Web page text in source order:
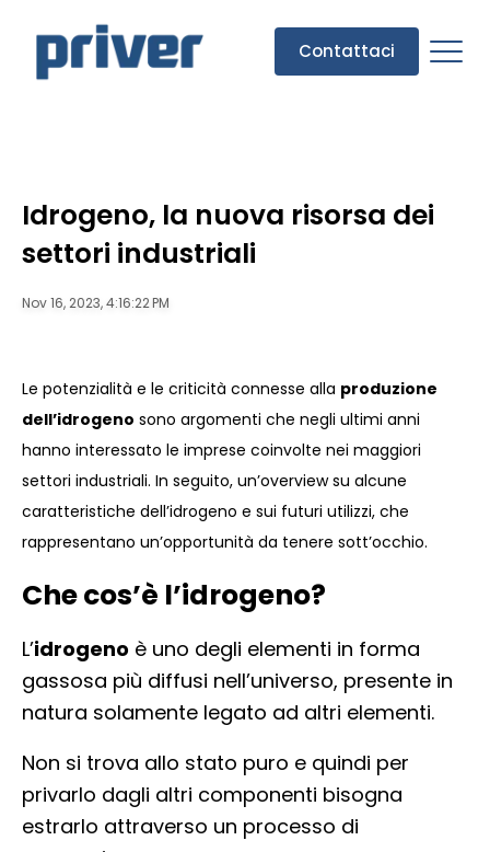
Contattaci
Idrogeno, la nuova risorsa dei
settori industriali
Nov 16, 2023, 4:16:22 PM
Le potenzialità e le criticità connesse alla produzione
dell’idrogeno sono argomenti che negli ultimi anni
hanno interessato le imprese coinvolte nei maggiori
settori industriali. In seguito, un’overview su alcune
caratteristiche dell’idrogeno e sui futuri utilizzi, che
rappresentano un’opportunità da tenere sott’occhio.
Che cos’è l’idrogeno?
L’idrogeno è uno degli elementi in forma
gassosa più diffusi nell’universo, presente in
natura solamente legato ad altri elementi.
Non si trova allo stato puro e quindi per
privarlo dagli altri componenti bisogna
estrarlo attraverso un processo di